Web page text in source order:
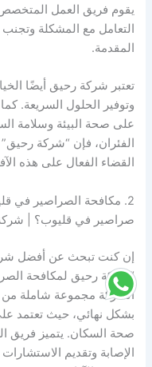
يقوم فريق العمل
التعامل مع المشكلة وتجنب
المقدمة.
تعتبر شركة رحيق أيضًا
وتوفير الحلول السريعة.
على صحة البيئة وسلامة
الفئران، فإن “شركة
القضاء الفعال على هذه
2. مكافحة الصراصير في
صراصير في قليوب؟ |
إن كنت تبحث عن أفضل
“شركة رحيق لمكافحة
الشركة مجموعة شاملة من
بشكل نهائي، حيث تعتمد
صحة السكان. يتميز فريق
الإصابة وتقديم